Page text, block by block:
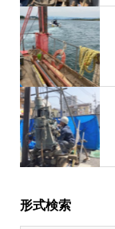
形式検索